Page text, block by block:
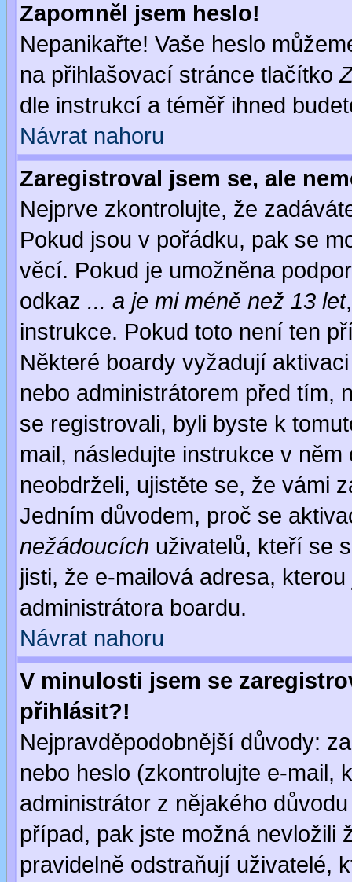
Zapomněl jsem heslo!
Nepanikařte! Vaše heslo
na přihlašovací stránce tlačítko
dle instrukcí a téměř ihned
Návrat nahoru
Zaregistroval jsem se, ale
Nejprve zkontrolujte, že
Pokud jsou v pořádku, pak se
věcí. Pokud je umožněna
odkaz ... a je mi méně než 13 let
instrukce. Pokud toto není ten
Některé boardy vyžadují
nebo administrátorem před tím,
se registrovali, byli byste k
mail, následujte instrukce v
neobdrželi, ujistěte se, že vámi
Jedním důvodem, proč se
nežádoucích uživatelů, kteří se
jisti, že e-mailová adresa,
administrátora boardu.
Návrat nahoru
V minulosti jsem se
přihlásit?!
Nejpravděpodobnější důvody:
nebo heslo (zkontrolujte e-mail,
administrátor z nějakého
případ, pak jste možná nevložili
pravidelně odstraňují uživatelé,